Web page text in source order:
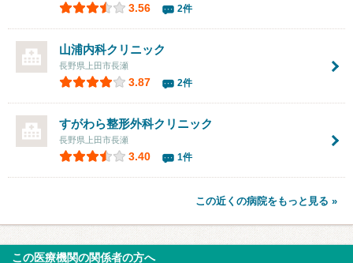
3.56 2件
山浦内科クリニック
長野県上田市長瀬
3.87 2件
すがわら整形外科クリニック
長野県上田市長瀬
3.40 1件
この近くの病院をもっと見る »
この医療機関の関係者の方へ